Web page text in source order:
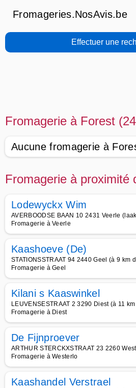
Fromageries.NosAvis.be
Effectuer une
Fromagerie à Forest
Aucune fromagerie à
Fromagerie à proximité
Lodewyckx Wim
AVERBOODSE BAAN 10 2431 Veerle
Fromagerie à Veerle
Kaashoeve (De)
STATIONSSTRAAT 94 2440 Geel (à 9 km
Fromagerie à Geel
Kilani s Kaaswinkel
LEUVENSESTRAAT 2 3290 Diest (à 11
Fromagerie à Diest
De Fijnproever
ARTHUR STERCKXSTRAAT 23 2260
Fromagerie à Westerlo
Kaashandel Verstrael